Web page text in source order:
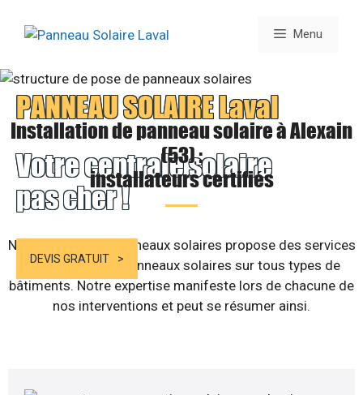
Menu
PANNEAU SOLAIRE Laval
Votre centrale solaire
pas cher !
DEVIS GRATUIT
Installation de panneau solaire à Alexain
(53) :
installateurs certifiés
Notre société de panneaux solaires propose des services
d’installation de panneaux solaires sur tous types de
bâtiments. Notre expertise manifeste lors de chacune de
nos interventions et peut se résumer ainsi.